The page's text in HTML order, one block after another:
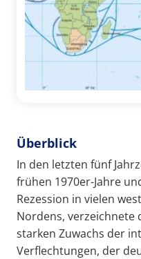
Überblick
In den letzten fünf
frühen 1970er-Jahre
Rezession in vielen
Nordens, verzeichnete
starken Zuwachs der
Verflechtungen, der